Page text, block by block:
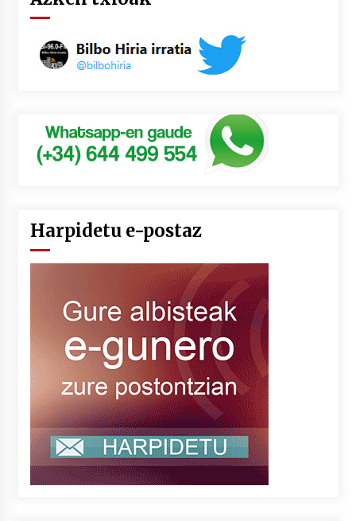
Harpidetu e-postaz